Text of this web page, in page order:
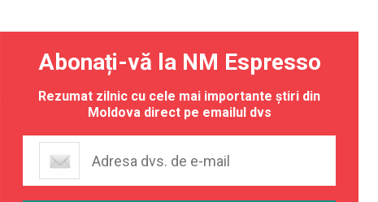
Abonați-vă la NM Espresso
Rezumat zilnic cu cele mai importante știri din
Moldova direct pe emailul dvs